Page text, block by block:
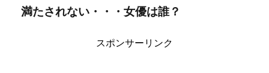
満たされない・・・女優は誰？
スポンサーリンク